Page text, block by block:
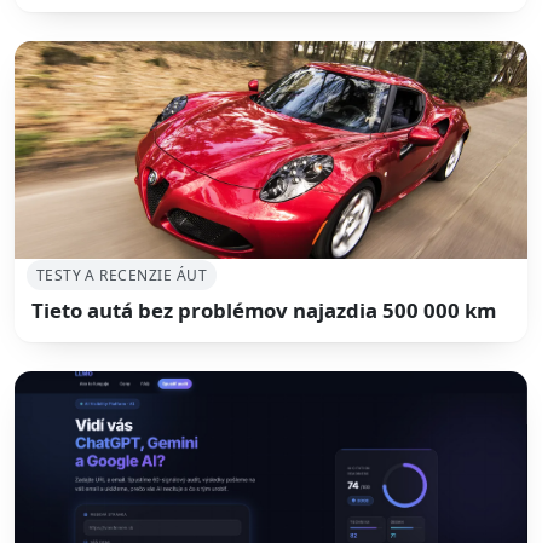
TESTY A RECENZIE ÁUT
Tieto autá bez problémov najazdia 500 000 km